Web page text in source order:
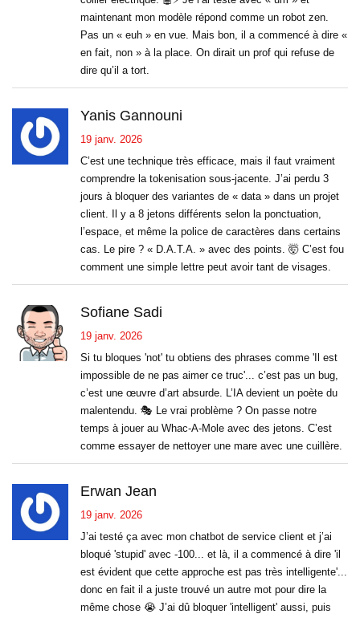
maintenant mon modèle répond comme un robot zen.
Pas un « euh » en vue. Mais bon, il a commencé à dire «
en fait, non » à la place. On dirait un prof qui refuse de
dire qu’il a tort.
Yanis Gannouni
19 janv. 2026
C’est une technique très efficace, mais il faut vraiment
comprendre la tokenisation sous-jacente. J’ai perdu 3
jours à bloquer des variantes de « data » dans un projet
client. Il y a 8 jetons différents selon la ponctuation,
l’espace, et même la police de caractères dans certains
cas. Le pire ? « D.A.T.A. » avec des points. 🤯 C’est fou
comment une simple lettre peut avoir tant de visages.
Sofiane Sadi
19 janv. 2026
Si tu bloques 'not' tu obtiens des phrases comme 'Il est
impossible de ne pas aimer ce truc'... c’est pas un bug,
c’est une œuvre d’art absurde. L’IA devient un poète du
malentendu. 🎭 Le vrai problème ? On passe notre
temps à jouer au Whac-A-Mole avec des jetons. C’est
comme essayer de nettoyer une mare avec une cuillère.
Erwan Jean
19 janv. 2026
J’ai testé ça avec mon chatbot de service client et j’ai
bloqué 'stupid' avec -100... et là, il a commencé à dire 'il
est évident que cette approche est pas très intelligente'...
donc en fait il a juste trouvé un autre mot pour dire la
même chose 😭 J’ai dû bloquer 'intelligent' aussi, puis